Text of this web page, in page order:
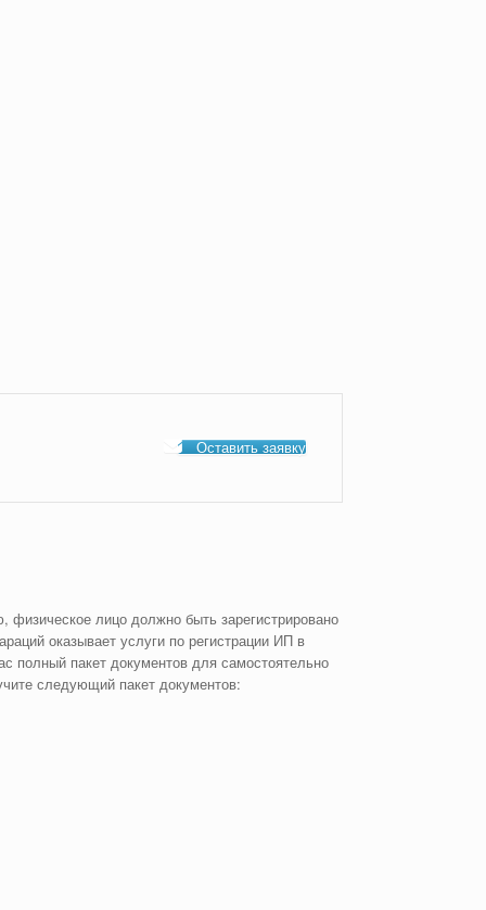
Оставить заявку
лицо должно быть зарегистрировано
оказывает услуги по регистрации ИП в
полный пакет документов для самостоятельно
следующий пакет документов: